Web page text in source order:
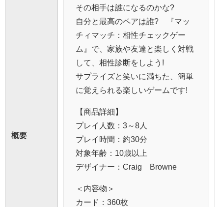
概要
その相手は誰になるのかな?
自分と最高のペアは誰? 『マッ
チィマッチ：相性チェックゲー
ム』で、家族や友達と楽しく対戦
して、相性診断をしよう!
サプライズと笑いに満ちた、簡単
に覚えられる楽しいゲームです!
【商品詳細】
プレイ人数：3～8人
プレイ時間：約30分
対象年齢：10歳以上
デザイナー：Craig Browne
＜内容物＞
カード：360枚